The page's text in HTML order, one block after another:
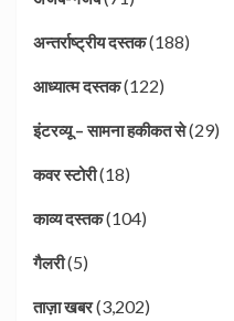
अन्तर्राष्ट्रीय दस्तक(188)
आध्यात्म दस्तक(122)
इंटरव्यू – सामना हकीकत से(29)
कवर स्टोरी(18)
काव्य दस्तक(104)
गैलरी(5)
ताज़ा खबर(3,202)